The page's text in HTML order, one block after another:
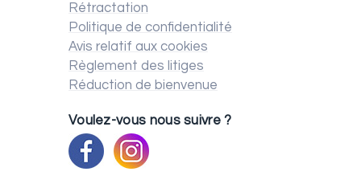
Rétractation
Politique de confidentialité
Avis relatif aux cookies
Règlement des litiges
Réduction de bienvenue
Voulez-vous nous suivre ?